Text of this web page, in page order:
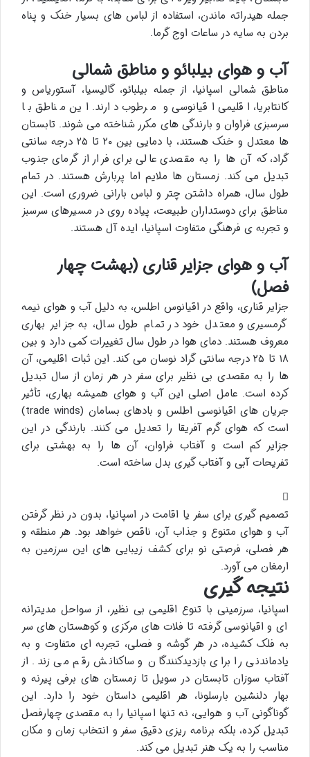
جمله هیدراته ماندن، استفاده از لباس های بسیار خنک و پناه
بردن به سایه در ساعات اوج گرما.
آب و هوای بیلبائو و مناطق شمالی
مناطق شمالی اسپانیا، از جمله بیلبائو، گالیسیا، آستوریاس و
کانتابریا، اقلیمی اقیانوسی و مرطوب دارند. این مناطق با
سرسبزی فراوان و بارندگی های مکرر شناخته می شوند. تابستان
ها معتدل و خنک هستند، با دمایی بین ۲۰ تا ۲۵ درجه سانتی
گراد، که آن ها را به مقصدی عالی برای فرار از گرمای جنوب
تبدیل می کند. زمستان ها ملایم اما پربارش هستند. در تمام
طول سال، همراه داشتن چتر و لباس بارانی ضروری است. این
مناطق برای دوستداران طبیعت، پیاده روی در مسیرهای سرسبز
و تجربه ی فرهنگی متفاوت اسپانیا، ایده آل هستند.
آب و هوای جزایر قناری (بهشت چهار
فصل)
جزایر قناری، واقع در اقیانوس اطلس، به دلیل آب و هوای نیمه
گرمسیری و معتدل خود در تمام طول سال، به جزایر بهاری
معروف هستند. دمای هوا در طول سال تغییرات کمی دارد و بین
۱۸ تا ۲۵ درجه سانتی گراد نوسان می کند. این ثبات اقلیمی، آن
ها را به مقصدی بی نظیر برای سفر در هر زمان از سال تبدیل
کرده است. عامل اصلی این آب و هوای همیشه بهاری، تأثیر
جریان های اقیانوسی اطلس و بادهای بسامان (trade winds)
است که هوای گرم آفریقا را تعدیل می کنند. بارندگی در این
جزایر کم است و آفتاب فراوان، آن ها را به بهشتی برای
تفریحات آبی و آفتاب گیری بدل ساخته است.
تصمیم گیری برای سفر یا اقامت در اسپانیا، بدون در نظر گرفتن
آب و هوای متنوع و جذاب آن، ناقص خواهد بود. هر منطقه و
هر فصلی، فرصتی نو برای کشف زیبایی های این سرزمین به
ارمغان می آورد.
نتیجه گیری
اسپانیا، سرزمینی با تنوع اقلیمی بی نظیر، از سواحل مدیترانه
ای و اقیانوسی گرفته تا فلات های مرکزی و کوهستان های سر
به فلک کشیده، در هر گوشه و فصلی، تجربه ای متفاوت و به
یادماندنی را برای بازدیدکنندگان و ساکنانش رقم می زند. از
آفتاب سوزان تابستان در سویل تا زمستان های برفی پیرنه و
بهار دلنشین بارسلونا، هر اقلیمی داستان خود را دارد. این
گوناگونی آب و هوایی، نه تنها اسپانیا را به مقصدی چهارفصل
تبدیل کرده، بلکه برنامه ریزی دقیق سفر و انتخاب زمان و مکان
مناسب را به یک هنر تبدیل می کند.